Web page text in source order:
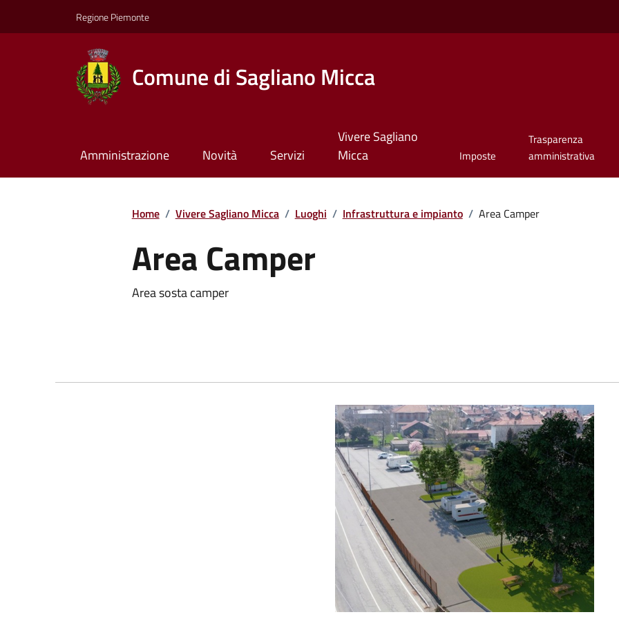
Regione Piemonte
Comune di Sagliano Micca
Amministrazione Novità Servizi
Vivere Sagliano
Micca
Imposte
Trasparenza
amministrativa
Home / Vivere Sagliano Micca / Luoghi / Infrastruttura e impianto / Area Camper
Area Camper
Area sosta camper